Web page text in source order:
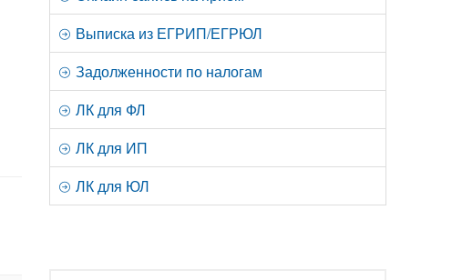
Выписка из ЕГРИП/ЕГРЮЛ
Задолженности по налогам
ЛК для ФЛ
ЛК для ИП
ЛК для ЮЛ